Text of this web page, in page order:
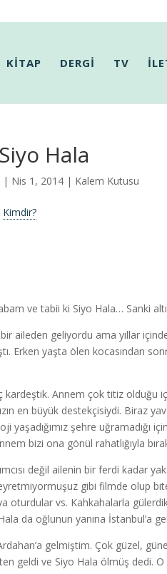
KİTAP DERGİ TV
Hala
| Nis 1, 2014 | Kalem Kutusu
Kimdir?
ve tabii ki Siyo Hala… Sanki
bir aileden geliyordu ama yıllar
Erken yaşta ölen kocasından
kardeştik. Annem çok titiz
en büyük destekçisiydi. Biraz
yaşadığımız şehre uğramadığı
bizi ona gönül rahatlığıyla
değil ailenin bir ferdi kadar
gibi filmde olup
oturdular vs. Kahkahalarla
da oğlunun yanına İstanbul’a
gelmiştim. Çok güzel,
geldi ve Siyo Hala ölmüş dedi.